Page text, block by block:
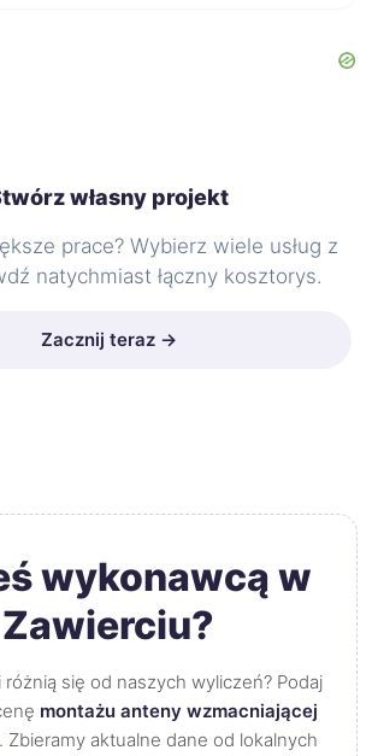
własny projekt
prace? Wybierz wiele usług z
natychmiast łączny kosztorys.
Zacznij teraz →
wykonawcą w
Zawierciu?
się od naszych wyliczeń? Podaj
montażu anteny wzmacniającej
Zbieramy aktualne dane od lokalnych